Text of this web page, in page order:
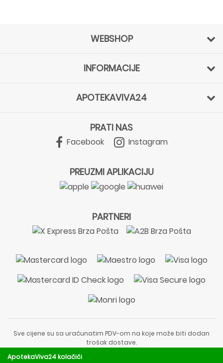
WEBSHOP
INFORMACIJE
APOTEKAVIVA24
PRATI NAS
Facebook Instagram
PREUZMI APLIKACIJU
PARTNERI
Sve cijene su sa uračunatim PDV-om na koje može biti dodan
trošak dostave.
liječnički pregled ili savjet farmaceuta.
ApotekaViva24 kolačići